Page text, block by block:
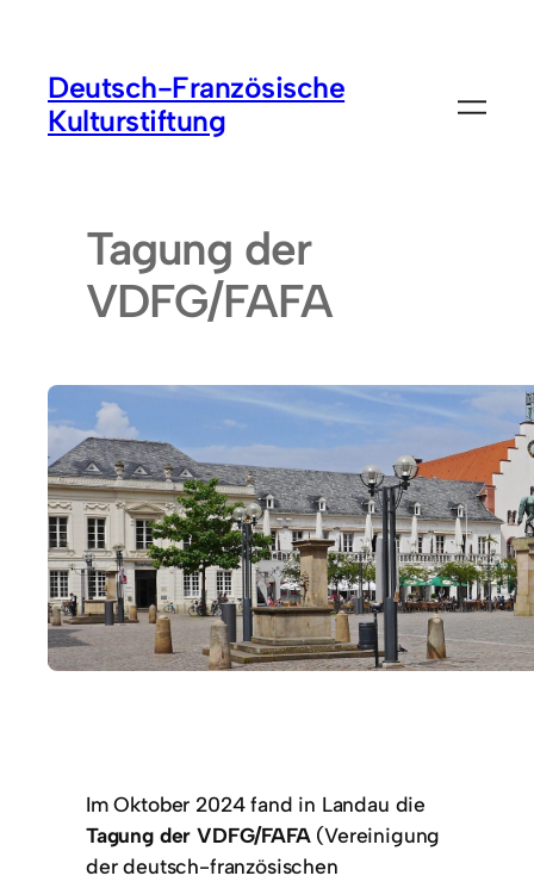
Deutsch-Französische
Kulturstiftung
Tagung der
VDFG/FAFA
Im Oktober 2024 fand in Landau die
Tagung der VDFG/FAFA(Vereinigung
der deutsch-französischen